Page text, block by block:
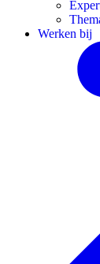
Werken bij